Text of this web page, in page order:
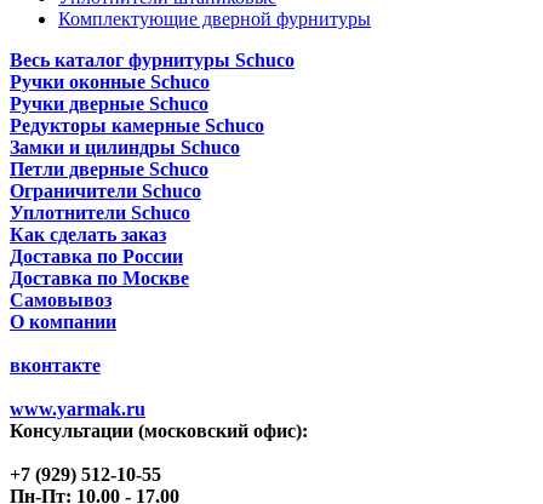
Комплектующие дверной фурнитуры
Весь каталог фурнитуры Schuco
Ручки оконные Schuco
Ручки дверные Schuco
Редукторы камерные Schuco
Замки и цилиндры Schuco
Петли дверные Schuco
Ограничители Schuco
Уплотнители Schuco
Как сделать заказ
Доставка по России
Доставка по Москве
Самовывоз
О компании
вконтакте
www.yarmak.ru
Консультации (московский офис):
+7 (929) 512-10-55
Пн-Пт: 10.00 - 17.00